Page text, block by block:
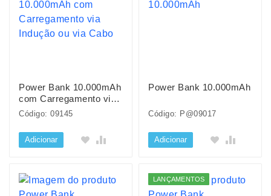
Power Bank 10.000mAh
com Carregamento via
Indução ou via Cabo
Código: 09145
Adicionar
Power Bank 10.000mAh
Código: P@09017
Adicionar
LANÇAMENTOS